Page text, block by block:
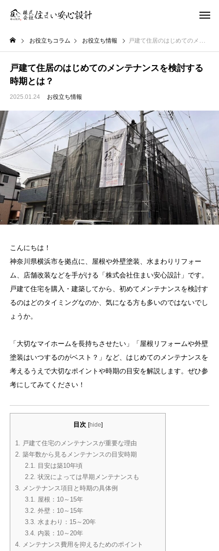
お役立ちコラム お役立ち情報 戸建て住居のはじめてのメンテナンスを検討する時期とは？
戸建て住居のはじめてのメンテナンスを検討する
時期とは？
2025.01.24 お役立ち情報
こんにちは！
神奈川県横浜市を拠点に、屋根や外壁塗装、水まわりリフォー
ム、店舗改装などを手がける「株式会社住まい安心設計」です。
戸建て住宅を購入・建築してから、初めてメンテナンスを検討す
るのはどのタイミングなのか、気になる方も多いのではないでし
ょうか。
「大切なマイホームを長持ちさせたい」「屋根リフォームや外壁
塗装はいつするのがベスト？」など、はじめてのメンテナンスを
考えるうえで大切なポイントや時期の目安を解説します。ぜひ参
考にしてみてください！
目次 [hide]
1.
戸建て住宅のメンテナンスが重要な理由
2. 築年数から見るメンテナンスの目安時期
2.1.
目安は築10年頃
2.2. 状況によっては早期メンテナンスも
3.
メンテナンス項目と時期の具体例
3.1.
屋根：10～15年
3.2. 外壁：10～15年
3.3. 水まわり：15～20年
3.4. 内装：10～20年
4.
メンテナンス費用を抑えるためのポイント